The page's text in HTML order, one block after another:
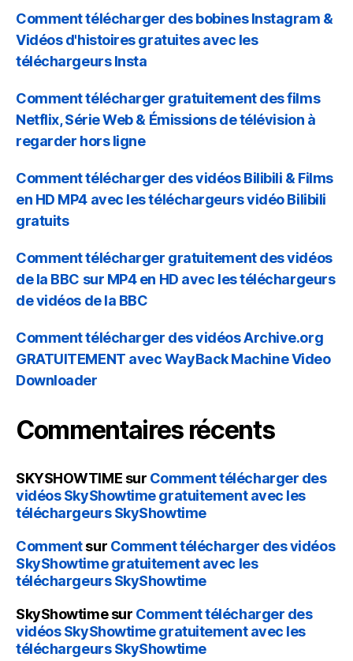
Comment télécharger des bobines Instagram &
Vidéos d'histoires gratuites avec les
téléchargeurs Insta
Comment télécharger gratuitement des films
Netflix, Série Web & Émissions de télévision à
regarder hors ligne
Comment télécharger des vidéos Bilibili & Films
en HD MP4 avec les téléchargeurs vidéo Bilibili
gratuits
Comment télécharger gratuitement des vidéos
de la BBC sur MP4 en HD avec les téléchargeurs
de vidéos de la BBC
Comment télécharger des vidéos Archive.org
GRATUITEMENT avec WayBack Machine Video
Downloader
Commentaires récents
SKYSHOWTIME sur Comment télécharger des
vidéos SkyShowtime gratuitement avec les
téléchargeurs SkyShowtime
Commentsur Comment télécharger des vidéos
SkyShowtime gratuitement avec les
téléchargeurs SkyShowtime
SkyShowtimesur Comment télécharger des
vidéos SkyShowtime gratuitement avec les
téléchargeurs SkyShowtime